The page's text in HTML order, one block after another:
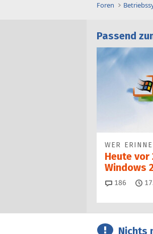
Foren
Passend
WER
Heute vor
Windows
186
Nichts